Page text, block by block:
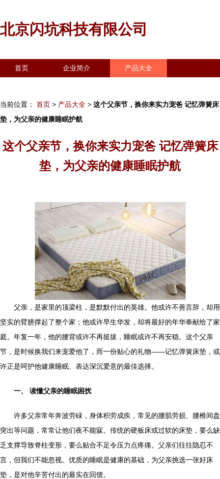
北京闪坑科技有限公司
首页 企业简介 产品大全
当前位置： 首页 > 产品大全 > 这个父亲节，换你来实力宠爸 记忆弹簧床
垫，为父亲的健康睡眠护航
这个父亲节，换你来实力宠爸 记忆弹簧床
垫，为父亲的健康睡眠护航
父亲，是家里的顶梁柱，是默默付出的英雄。他或许不善言辞，却用
坚实的臂膀撑起了整个家；他或许早生华发，却将最好的年华奉献给了家
庭。年复一年，他的腰背或许不再挺拔，睡眠或许不再安稳。这个父亲
节，是时候换我们来宠爱他了，而一份贴心的礼物——记忆弹簧床垫，或
许正是呵护他健康睡眠、表达深沉爱意的最佳选择。
一、 读懂父亲的睡眠困扰
许多父亲常年奔波劳碌，身体积劳成疾，常见的腰肌劳损、腰椎间盘
突出等问题，常常让他们夜不能寐。传统的硬板床或过软的床垫，要么缺
乏支撑导致脊柱变形，要么贴合不足令压力点疼痛。父亲们往往隐忍不
言，但我们不能忽视。优质的睡眠是健康的基础，为父亲挑选一张好床
垫，是对他辛苦付出的最实在回馈。